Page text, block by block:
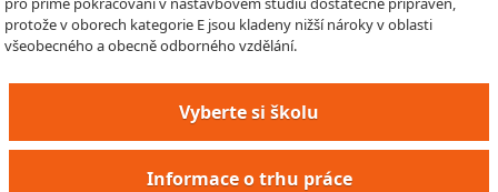
protože v oborech kategorie E jsou kladeny nižší nároky v oblasti
všeobecného a obecně odborného vzdělání.
Vyberte si školu
Informace o trhu práce